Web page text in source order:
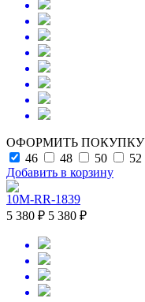
ОФОРМИТЬ ПОКУПКУ
46
48 50 52
Добавить в корзину
10M-RR-1839
5 380 ₽ 5 380 ₽